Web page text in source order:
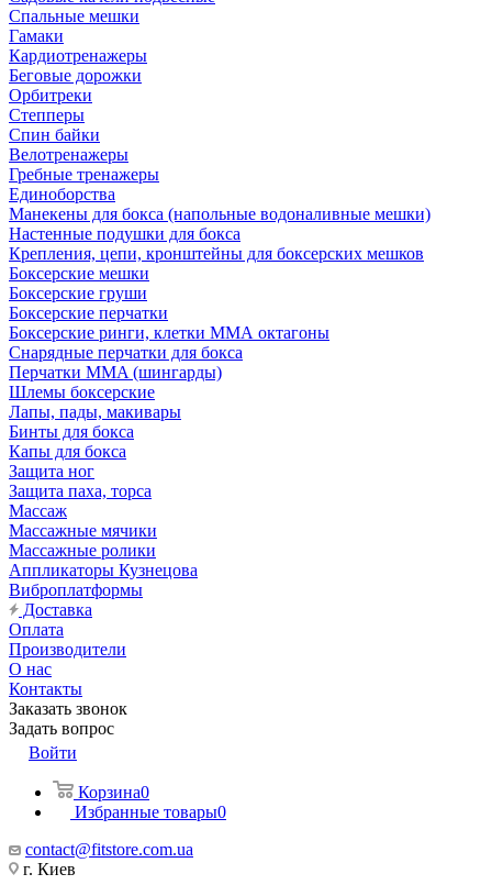
Спальные мешки
Гамаки
Кардиотренажеры
Беговые дорожки
Орбитреки
Степперы
Спин байки
Велотренажеры
Гребные тренажеры
Единоборства
Манекены для бокса (напольные водоналивные мешки)
Настенные подушки для бокса
Крепления, цепи, кронштейны для боксерских мешков
Боксерские мешки
Боксерские груши
Боксерские перчатки
Боксерские ринги, клетки ММА октагоны
Снарядные перчатки для бокса
Перчатки MMA (шингарды)
Шлемы боксерские
Лапы, пады, макивары
Бинты для бокса
Капы для бокса
Защита ног
Защита паха, торса
Массаж
Массажные мячики
Массажные ролики
Аппликаторы Кузнецова
Виброплатформы
Доставка
Оплата
Производители
О нас
Контакты
Заказать звонок
Задать вопрос
Войти
Корзина0
Избранные товары0
contact@fitstore.com.ua
г. Киев